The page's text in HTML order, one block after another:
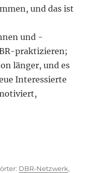
und das ist
und -
praktizieren;
länger, und es
Interessierte
Schlagwörter
DBR-Netzwerk,